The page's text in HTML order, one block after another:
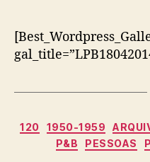
120 1950-1959
P&B
PESSOAS